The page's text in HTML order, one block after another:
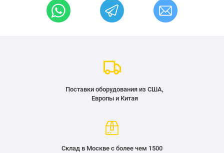
Поставки оборудования из США,
Европы и Китая
Склад в Москве с более чем 1500